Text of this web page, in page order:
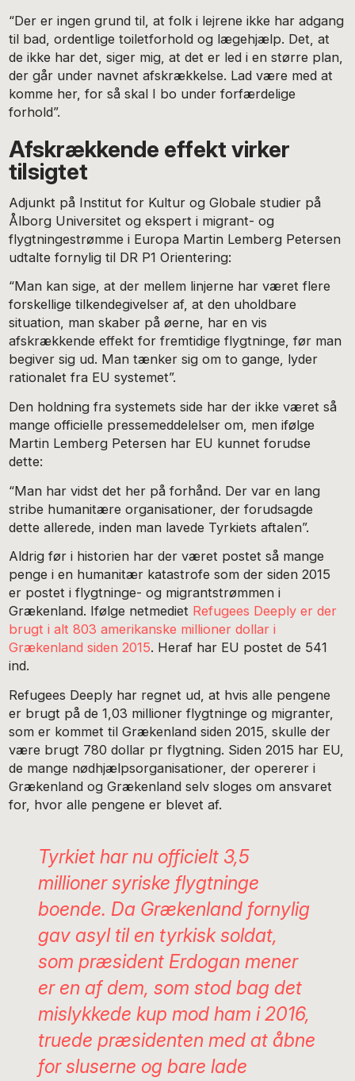
“Der er ingen grund til, at folk i lejrene ikke har adgang
til bad, ordentlige toiletforhold og lægehjælp. Det, at
de ikke har det, siger mig, at det er led i en større plan,
der går under navnet afskrækkelse. Lad være med at
komme her, for så skal I bo under forfærdelige
forhold”.
Afskrækkende effekt virker
tilsigtet
Adjunkt på Institut for Kultur og Globale studier på
Ålborg Universitet og ekspert i migrant- og
flygtningestrømme i Europa Martin Lemberg Petersen
udtalte fornylig til DR P1 Orientering:
“Man kan sige, at der mellem linjerne har været flere
forskellige tilkendegivelser af, at den uholdbare
situation, man skaber på øerne, har en vis
afskrækkende effekt for fremtidige flygtninge, før man
begiver sig ud. Man tænker sig om to gange, lyder
rationalet fra EU systemet”.
Den holdning fra systemets side har der ikke været så
mange officielle pressemeddelelser om, men ifølge
Martin Lemberg Petersen har EU kunnet forudse
dette:
“Man har vidst det her på forhånd. Der var en lang
stribe humanitære organisationer, der forudsagde
dette allerede, inden man lavede Tyrkiets aftalen”.
Aldrig før i historien har der været postet så mange
penge i en humanitær katastrofe som der siden 2015
er postet i flygtninge- og migrantstrømmen i
Grækenland. Ifølge netmediet Refugees Deeply er der
brugt i alt 803 amerikanske millioner dollar i
Grækenland siden 2015. Heraf har EU postet de 541
ind.
Refugees Deeply har regnet ud, at hvis alle pengene
er brugt på de 1,03 millioner flygtninge og migranter,
som er kommet til Grækenland siden 2015, skulle der
være brugt 780 dollar pr flygtning. Siden 2015 har EU,
de mange nødhjælpsorganisationer, der opererer i
Grækenland og Grækenland selv sloges om ansvaret
for, hvor alle pengene er blevet af.
Tyrkiet har nu officielt 3,5
millioner syriske flygtninge
boende. Da Grækenland fornylig
gav asyl til en tyrkisk soldat,
som præsident Erdogan mener
er en af dem, som stod bag det
mislykkede kup mod ham i 2016,
truede præsidenten med at åbne
for sluserne og bare lade